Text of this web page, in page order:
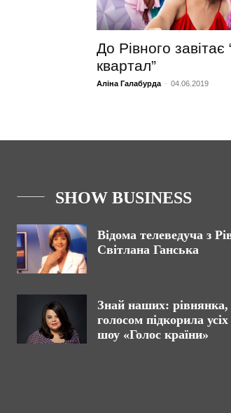
До Рівного завітає
квартал”
Аліна Галабурда - 04.06.2019
SHOW BUSINESS
Відома телеведуча з
Світлана Ганська
Знай наших: рівнянка,
голосом підкорила усіх
шоу «Голос країни»